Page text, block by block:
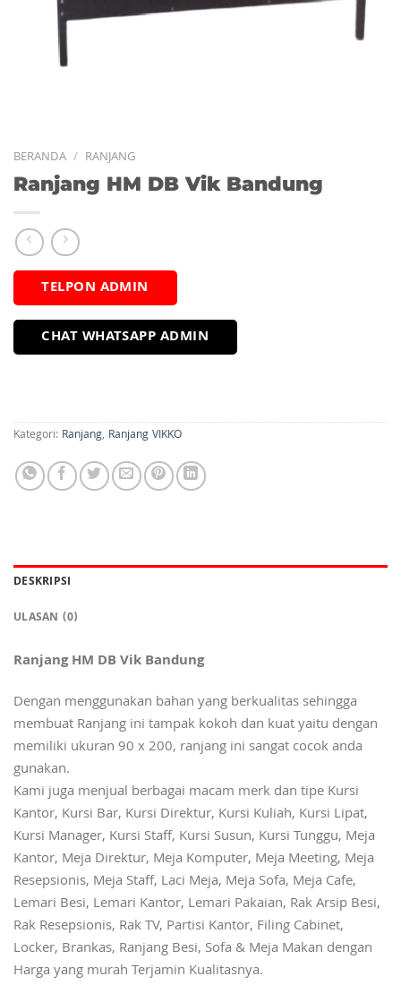
BERANDA / RANJANG
Ranjang HM DB Vik Bandung
TELPON ADMIN
CHAT WHATSAPP ADMIN
Kategori: Ranjang, Ranjang VIKKO
DESKRIPSI
ULASAN (0)
Ranjang HM DB VikBandung
Dengan menggunakan bahan yang berkualitas sehingga
membuat Ranjang ini tampak kokoh dan kuat yaitu dengan
memiliki ukuran 90 x 200, ranjang ini sangat cocok anda
gunakan.
Kami juga menjual berbagai macam merk dan tipe Kursi
Kantor, Kursi Bar, Kursi Direktur, Kursi Kuliah, Kursi Lipat,
Kursi Manager, Kursi Staff, Kursi Susun, Kursi Tunggu, Meja
Kantor, Meja Direktur, Meja Komputer, Meja Meeting, Meja
Resepsionis, Meja Staff, Laci Meja, Meja Sofa, Meja Cafe,
Lemari Besi, Lemari Kantor, Lemari Pakaian, Rak Arsip Besi,
Rak Resepsionis, Rak TV, Partisi Kantor, Filing Cabinet,
Locker, Brankas, Ranjang Besi, Sofa & Meja Makan dengan
Harga yang murah Terjamin Kualitasnya.